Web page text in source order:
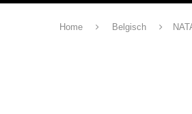
Home Belgisch